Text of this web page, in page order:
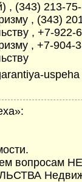
, (343) 213-
, (343)
, +7-
, +7-904-
uspeha